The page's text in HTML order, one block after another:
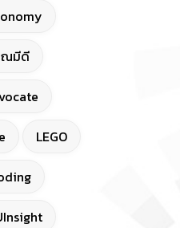
ณมีดี
LEGO